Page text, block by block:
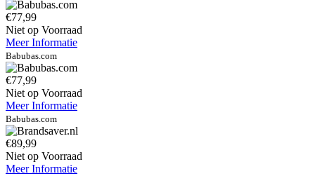
€77,99
Niet op Voorraad
Meer Informatie
Babubas.com
€77,99
Niet op Voorraad
Meer Informatie
Babubas.com
€89,99
Niet op Voorraad
Meer Informatie